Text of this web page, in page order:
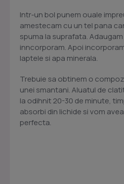
Intr-un bol punem ouale
amestecam cu un tel pana
spuma la suprafata.
inncorporam. Apoi
laptele si apa minerala.
Trebuie sa obtinem o
unei smantani. Aluatul de
la odihnit 20-30 de minute,
absorbi din lichide si vom
perfecta.